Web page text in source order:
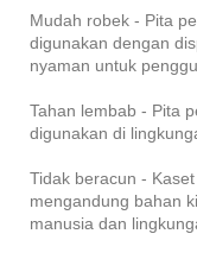
Mudah robek - Pita
digunakan dengan
nyaman untuk
Tahan lembab - Pita
digunakan di
Tidak beracun -
mengandung bahan
manusia dan